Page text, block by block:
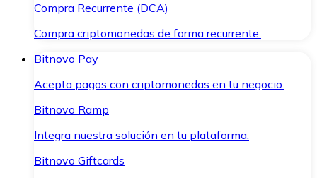
Compra Recurrente (DCA)
Compra criptomonedas de forma recurrente.
Bitnovo Pay
Acepta pagos con criptomonedas en tu negocio.
Bitnovo Ramp
Integra nuestra solución en tu plataforma.
Bitnovo Giftcards